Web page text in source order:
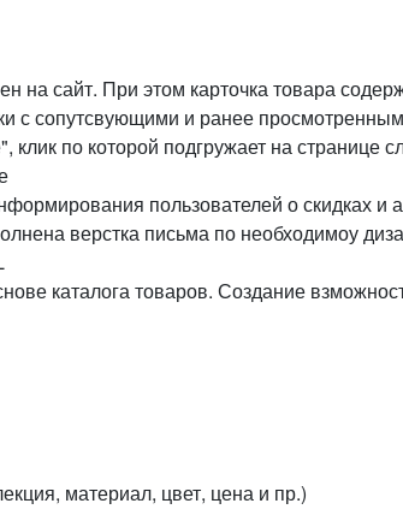
на сайт. При этом карточка товара
с сопутсвующими и ранее
клик по которой подгружает на странице
пользователей о скидках и
верстка письма по необходимоу
каталога товаров. Создание
материал, цвет, цена и пр.)